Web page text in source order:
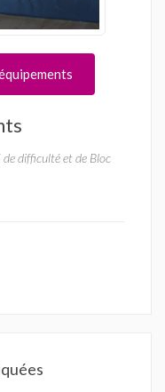
difficulté et de Bloc